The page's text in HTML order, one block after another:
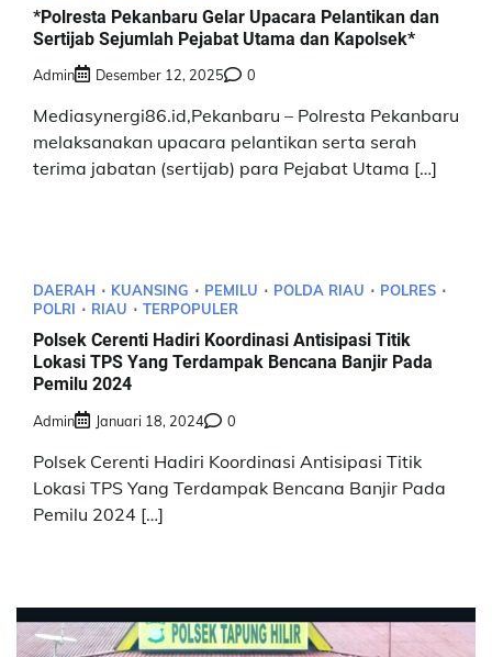
*Polresta Pekanbaru Gelar Upacara Pelantikan dan
Sertijab Sejumlah Pejabat Utama dan Kapolsek*
Admin Desember 12, 2025 0
Mediasynergi86.id,Pekanbaru – Polresta Pekanbaru
melaksanakan upacara pelantikan serta serah
terima jabatan (sertijab) para Pejabat Utama […]
DAERAH KUANSING PEMILU POLDA RIAU
POLRES
POLRI
RIAU TERPOPULER
Polsek Cerenti Hadiri Koordinasi Antisipasi Titik
Lokasi TPS Yang Terdampak Bencana Banjir Pada
Pemilu 2024
Admin Januari 18, 2024 0
Polsek Cerenti Hadiri Koordinasi Antisipasi Titik
Lokasi TPS Yang Terdampak Bencana Banjir Pada
Pemilu 2024 […]